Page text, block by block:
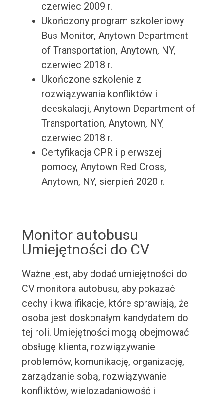
czerwiec 2009 r.
Ukończony program szkoleniowy
Bus Monitor, Anytown Department
of Transportation, Anytown, NY,
czerwiec 2018 r.
Ukończone szkolenie z
rozwiązywania konfliktów i
deeskalacji, Anytown Department of
Transportation, Anytown, NY,
czerwiec 2018 r.
Certyfikacja CPR i pierwszej
pomocy, Anytown Red Cross,
Anytown, NY, sierpień 2020 r.
Monitor autobusu
Umiejętności do CV
Ważne jest, aby dodać umiejętności do
CV monitora autobusu, aby pokazać
cechy i kwalifikacje, które sprawiają, że
osoba jest doskonałym kandydatem do
tej roli. Umiejętności mogą obejmować
obsługę klienta, rozwiązywanie
problemów, komunikację, organizację,
zarządzanie sobą, rozwiązywanie
konfliktów, wielozadaniowość i